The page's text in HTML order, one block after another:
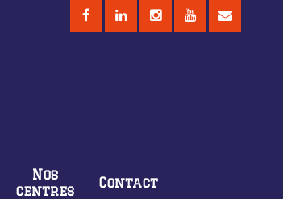
Nos
centres
Contact